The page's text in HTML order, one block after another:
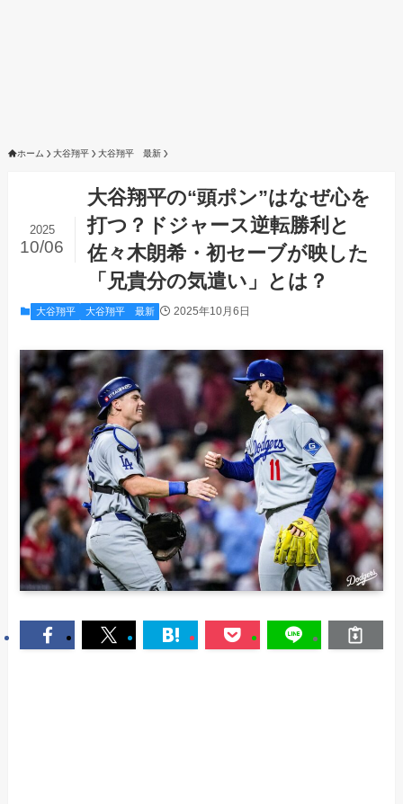
ホーム 大谷翔平 大谷翔平 最新
大谷翔平の“頭ポン”はなぜ心を
打つ？ドジャース逆転勝利と
佐々木朗希・初セーブが映した
「兄貴分の気遣い」とは？
2025
10/06
大谷翔平 大谷翔平 最新 2025年10月6日